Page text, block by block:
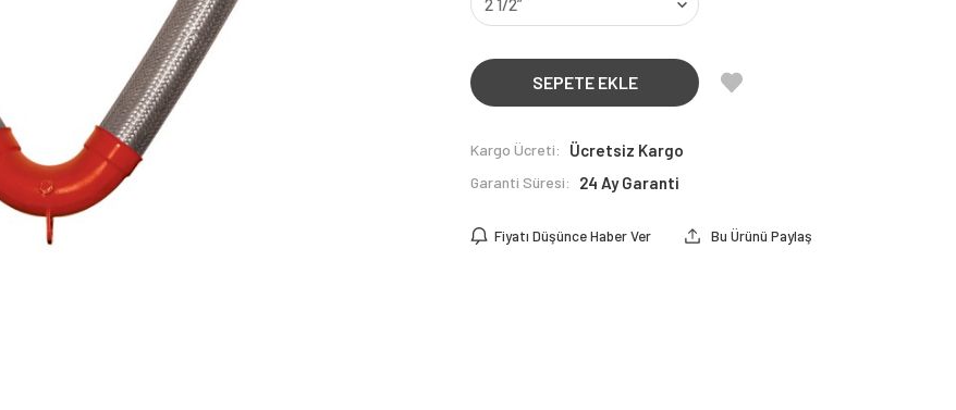
SEPETE EKLE
Kargo Ücreti: Ücretsiz Kargo
Garanti Süresi: 24 Ay Garanti
Fiyatı Düşünce Haber Ver Bu Ürünü Paylaş